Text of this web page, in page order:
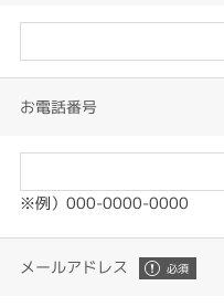
お電話番号
※例）000-0000-0000
メールアドレス